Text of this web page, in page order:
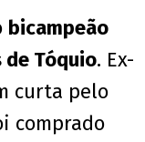
bicampeão
de Tóquio. Ex-
curta pelo
comprado